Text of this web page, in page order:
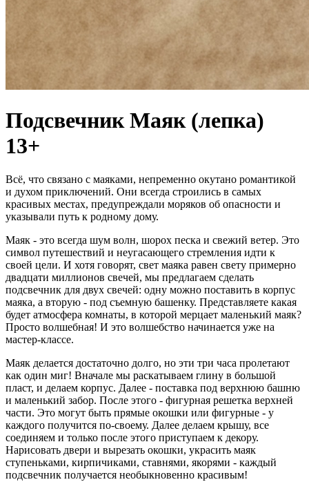
Подсвечник Маяк (лепка)
13+
Всё, что связано с маяками, непременно окутано романтикой
и духом приключений. Они всегда строились в самых
красивых местах, предупреждали моряков об опасности и
указывали путь к родному дому.
Маяк - это всегда шум волн, шорох песка и свежий ветер. Это
символ путешествий и неугасающего стремления идти к
своей цели. И хотя говорят, свет маяка равен свету примерно
двадцати миллионов свечей, мы предлагаем сделать
подсвечник для двух свечей: одну можно поставить в корпус
маяка, а вторую - под съемную башенку. Представляете какая
будет атмосфера комнаты, в которой мерцает маленький маяк?
Просто волшебная! И это волшебство начинается уже на
мастер-классе.
Маяк делается достаточно долго, но эти три часа пролетают
как один миг! Вначале мы раскатываем глину в большой
пласт, и делаем корпус. Далее - поставка под верхнюю башню
и маленький забор. После этого - фигурная решетка верхней
части. Это могут быть прямые окошки или фигурные - у
каждого получится по-своему. Далее делаем крышу, все
соединяем и только после этого приступаем к декору.
Нарисовать двери и вырезать окошки, украсить маяк
ступеньками, кирпичиками, ставнями, якорями - каждый
подсвечник получается необыкновенно красивым!